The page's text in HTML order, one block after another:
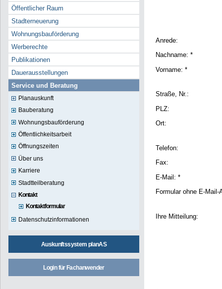
Öffentlicher Raum
Stadterneuerung
Wohnungsbauförderung
Werberechte
Publikationen
Dauerausstellungen
Service und Beratung
Planauskunft
Bauberatung
Wohnungsbauförderung
Öffentlichkeitsarbeit
Öffnungszeiten
Über uns
Karriere
Stadtteilberatung
Kontakt
Kontaktformular
Datenschutzinformationen
Auskunftssystem planAS
Login für Fachanwender
Anrede:
Nachname: *
Vorname: *
Straße, Nr.:
PLZ:
Ort:
Telefon:
Fax:
E-Mail: *
Formular ohne E-
Ihre Mitteilung: